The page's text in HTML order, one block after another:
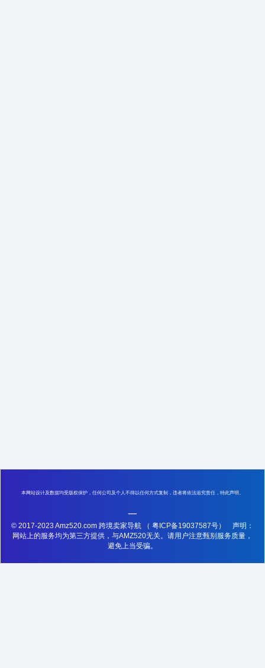
本网站设计及数据均受版权保护，任何公司及个人不得以任何方式复制，违者将依法追究责任，特此声明。
一
© 2017-2023 Amz520.com 跨境卖家导航 （ 粤ICP备19037587号）
声明：
网站上的服务均为第三方提供，与AMZ520无关。请用户注意甄别服务质量，
避免上当受骗。